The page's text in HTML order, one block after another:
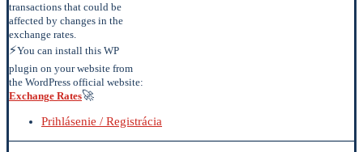
transactions that could be
affected by changes in the
exchange rates.
⚡You can install this WP
plugin on your website from
the WordPress official website:
Exchange Rates🚀
Prihlásenie / Registrácia